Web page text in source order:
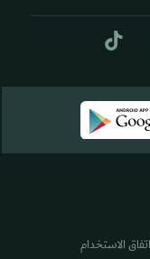
الاستخدام